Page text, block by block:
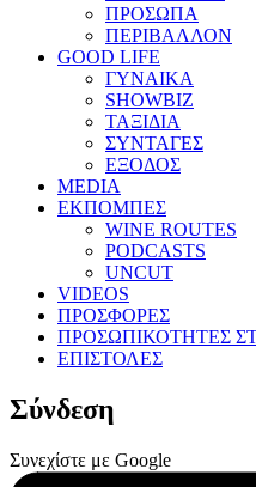
ΠΡΟΣΩΠΑ
ΠΕΡΙΒΑΛΛΟΝ
GOOD LIFE
ΓΥΝΑΙΚΑ
SHOWBIZ
ΤΑΞΙΔΙΑ
ΣΥΝΤΑΓΕΣ
ΕΞΟΔΟΣ
MEDIA
ΕΚΠΟΜΠΕΣ
WINE ROUTES
PODCASTS
UNCUT
VIDEOS
ΠΡΟΣΦΟΡΕΣ
ΠΡΟΣΩΠΙΚΟΤΗΤΕΣ
ΕΠΙΣΤΟΛΕΣ
Σύνδεση
Συνεχίστε με Google